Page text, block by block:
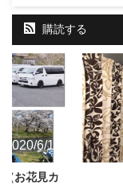
購読する
2020/6/14
お花見カ